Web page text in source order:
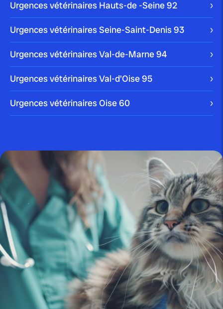
publié le 22 mai 2025
L’inflammation oculaire féline :
tout savoir sur la...
Reconnaître et traiter la teigne
féline : guide...
publié le 29 avril 2025 par Christophe Le Dref
Les vers ronds chez le chat :
tout...
Urgences vétérinaires Hauts-de -Seine92
Urgences vétérinaires Seine-Saint-Denis93
Urgences vétérinaires Val-de-Marne94
Urgences vétérinaires Val-d'Oise95
Urgences vétérinaires Oise60